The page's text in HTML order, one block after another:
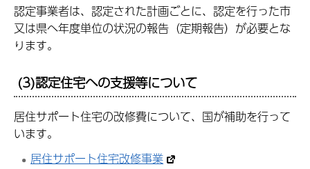
認定事業者は、認定された計画ごとに、認定を行った市
又は県へ年度単位の状況の報告（定期報告）が必要とな
ります。
(3)認定住宅への支援等について
居住サポート住宅の改修費について、国が補助を行って
います。
居住サポート住宅改修事業